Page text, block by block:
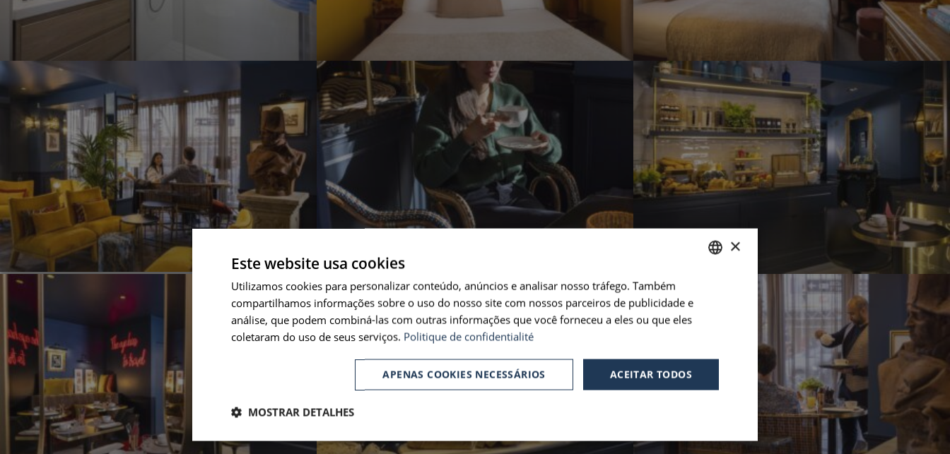
ENGLISH
×
Este website usa cookies
Utilizamos cookies para personalizar conteúdo, anúncios e analisar nosso tráfego. Também
compartilhamos informações sobre o uso do nosso site com nossos parceiros de publicidade e
análise, que podem combiná-las com outras informações que você forneceu a eles ou que eles
coletaram do uso de seus serviços. Politique de confidentialité
ACEITAR TODOS
APENAS COOKIES NECESSÁRIOS
MOSTRAR DETALHES